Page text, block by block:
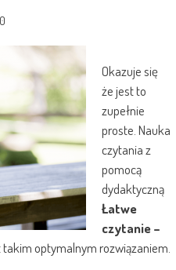
0
Okazuje się
że jest to
zupełnie
proste. Nauka
czytania z
pomocą
dydaktyczną
Łatwe
czytanie –
takim optymalnym rozwiązaniem.